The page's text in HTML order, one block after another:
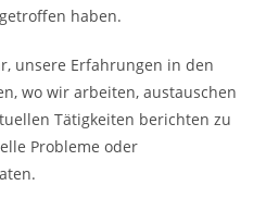
haben.
unsere Erfahrungen in den
wo wir arbeiten, austauschen
Tätigkeiten berichten zu
Probleme oder